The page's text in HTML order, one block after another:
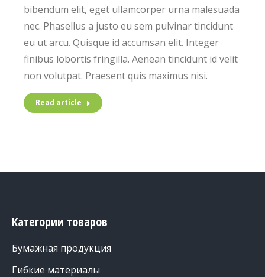
bibendum elit, eget ullamcorper urna malesuada
nec. Phasellus a justo eu sem pulvinar tincidunt
eu ut arcu. Quisque id accumsan elit. Integer
finibus lobortis fringilla. Aenean tincidunt id velit
non volutpat. Praesent quis maximus nisi.
Read article
Категории товаров
Бумажная продукция
Гибкие материалы